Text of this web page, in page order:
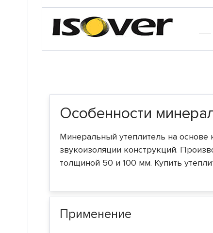
Особенности
Минеральный утеплитель на
звукоизоляции конструкций.
толщиной 50 и 100 мм. Купить
Применение